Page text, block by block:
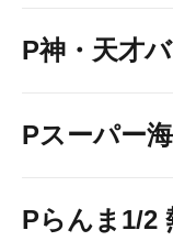
P神・天才
Pスーパー
Pらんま1/2